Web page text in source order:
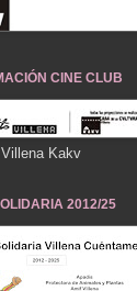
CINE CLUB
Kakv
2012/25